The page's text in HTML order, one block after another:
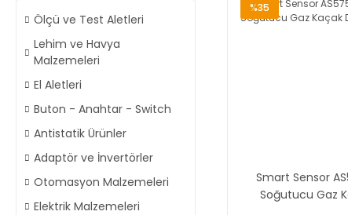
Ölçü ve Test Aletleri
Lehim ve Havya
Malzemeleri
El Aletleri
Buton - Anahtar - Switch
Antistatik Ürünler
Adaptör ve İnvertörler
Otomasyon Malzemeleri
Elektrik Malzemeleri
%35
Smart Sensor
Soğutucu Gaz